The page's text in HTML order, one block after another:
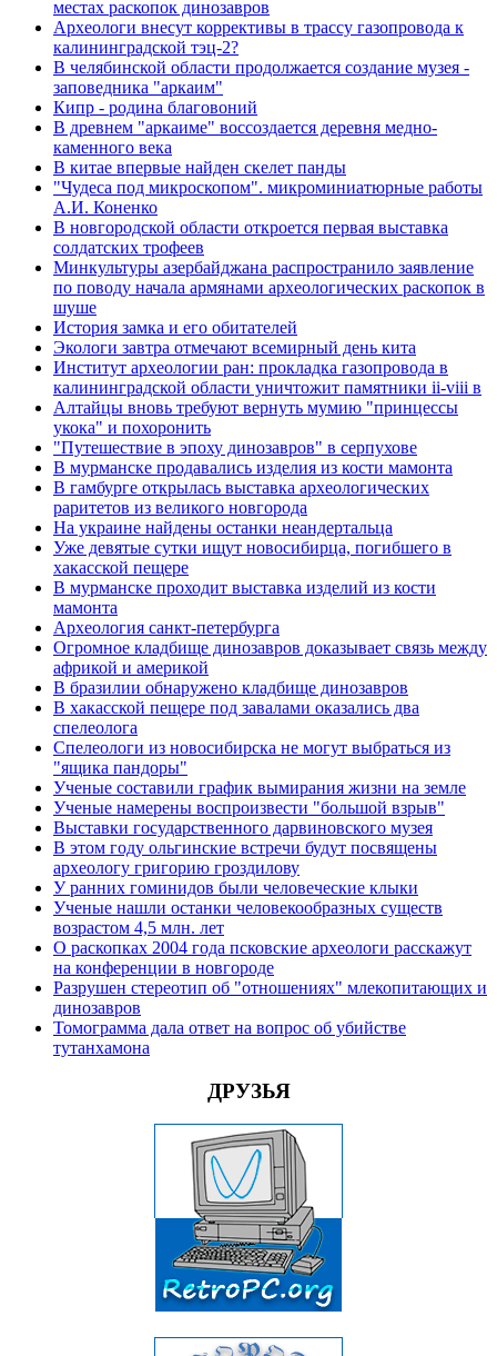
местах раскопок динозавров
Археологи внесут коррективы в трассу газопровода к
калининградской тэц-2?
В челябинской области продолжается создание музея -
заповедника "аркаим"
Кипр - родина благовоний
В древнем "аркаиме" воссоздается деревня медно-
каменного века
В китае впервые найден скелет панды
"Чудеса под микроскопом". микроминиатюрные работы
А.И. Коненко
В новгородской области откроется первая выставка
солдатских трофеев
Минкультуры азеpбайджана распространило заявление
по поводу начала аpмянами археологических раскопок в
шуше
История замка и его обитателей
Экологи завтра отмечают всемирный день кита
Институт археологии ран: прокладка газопровода в
калининградской области уничтожит памятники ii-viii в
Алтайцы вновь требуют вернуть мумию "принцессы
укока" и похоронить
"Путешествие в эпоху динозавров" в серпухове
В мурманске продавались изделия из кости мамонта
В гамбурге открылась выставка археологических
раритетов из великого новгорода
На украине найдены останки неандертальца
Уже девятые сутки ищут новосибирца, погибшего в
хакасской пещере
В мурманске проходит выставка изделий из кости
мамонта
Археология санкт-петербурга
Огромное кладбище динозавров доказывает связь между
африкой и америкой
В бразилии обнаружено кладбище динозавров
В хакасской пещере под завалами оказались два
спелеолога
Спелеологи из новосибирска не могут выбраться из
"ящика пандоры"
Ученые составили график вымирания жизни на земле
Ученые намерены воспроизвести "большой взрыв"
Выставки государственного дарвиновского музея
В этом году ольгинские встречи будут посвящены
археологу григорию гроздилову
У ранних гоминидов были человеческие клыки
Ученые нашли останки человекообразных существ
возрастом 4,5 млн. лет
О раскопках 2004 года псковские археологи расскажут
на конференции в новгороде
Разрушен стереотип об "отношениях" млекопитающих и
динозавров
Томограмма дала ответ на вопрос об убийстве
тутанхамона
ДРУЗЬЯ